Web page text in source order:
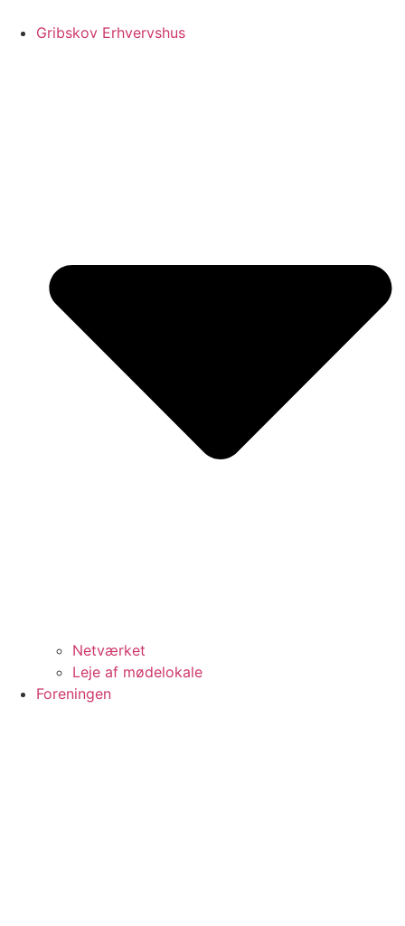
Gribskov Erhvervshus
Netværket
Leje af mødelokale
Foreningen